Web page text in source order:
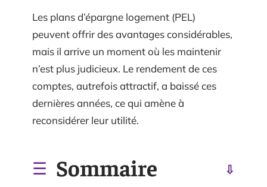
Les plans d’épargne logement (PEL)
peuvent offrir des avantages considérables,
mais il arrive un moment où les maintenir
n’est plus judicieux. Le rendement de ces
comptes, autrefois attractif, a baissé ces
dernières années, ce qui amène à
reconsidérer leur utilité.
Sommaire